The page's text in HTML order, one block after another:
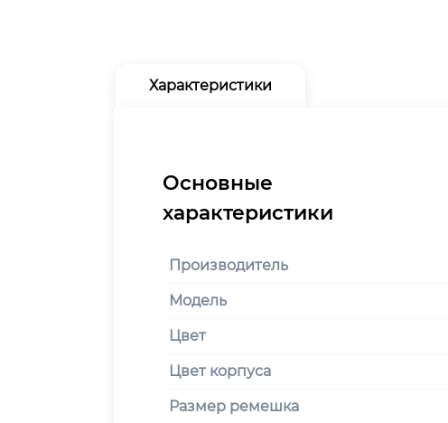
Характеристики
Производитель
Модель
Цвет
Цвет корпуса
Размер ремешка